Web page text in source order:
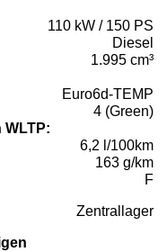
110 kW / 150 PS
Diesel
1.995 cm³
Euro6d-TEMP
4 (Green)
6,2 l/100km
163 g/km
F
Zentrallager